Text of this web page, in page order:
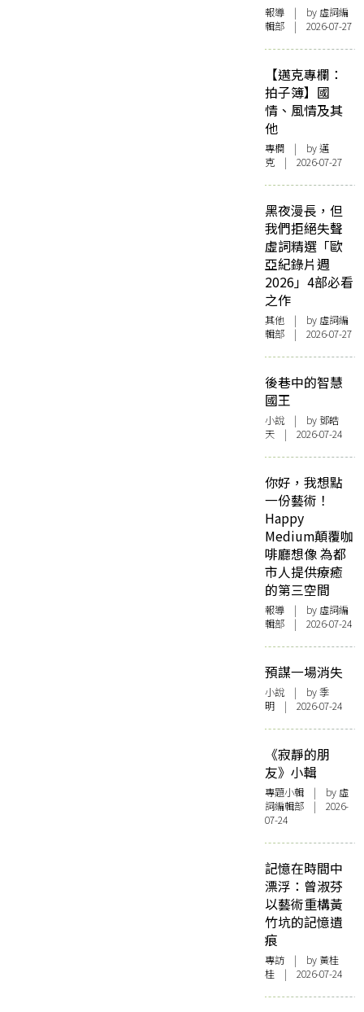
報導 | by 虛詞編
輯部 | 2026-07-27
【邁克專欄：
拍子簿】國
情、風情及其
他
專欄 | by邁
克 | 2026-07-27
黑夜漫長，但
我們拒絕失聲
虛詞精選「歐
亞紀錄片週
2026」4部必看
之作
其他 | by 虛詞編
輯部 | 2026-07-27
後巷中的智慧
國王
小說 | by 鄧皓
天 | 2026-07-24
你好，我想點
一份藝術！
Happy
Medium顛覆咖
啡廳想像 為都
市人提供療癒
的第三空間
報導 | by 虛詞編
輯部 | 2026-07-24
預謀一場消失
小說 | by 季
明 | 2026-07-24
《寂靜的朋
友》小輯
專題小輯 | by 虛
詞編輯部 | 2026-
07-24
記憶在時間中
漂浮：曾淑芬
以藝術重構黃
竹坑的記憶遺
痕
專訪 | by 黃桂
桂 | 2026-07-24